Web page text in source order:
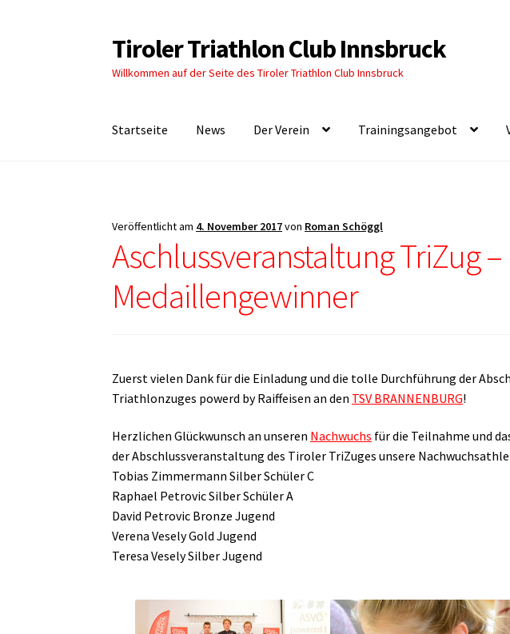
Zur
Navigation
springen
Zum
Inhalt
springen
Tiroler Triathlon Club Innsbruck
Willkommen auf der Seite des Tiroler Triathlon Club Innsbruck
Startseite News Der Verein Trainingsangebot
Veröffentlicht am 4. November 2017von Roman Schöggl
Aschlussveranstaltung TriZug
Medaillengewinner
Zuerst vielen Dank für die Einladung und die tolle Durchführung der
Triathlonzuges powerd by Raiffeisen an den TSV BRANNENBURG!
Herzlichen Glückwunsch an unseren Nachwuchs für die Teilnahme und
der Abschlussveranstaltung des Tiroler TriZuges unsere
Tobias Zimmermann Silber Schüler C
Raphael Petrovic Silber Schüler A
David Petrovic Bronze Jugend
Verena Vesely Gold Jugend
Teresa Vesely Silber Jugend